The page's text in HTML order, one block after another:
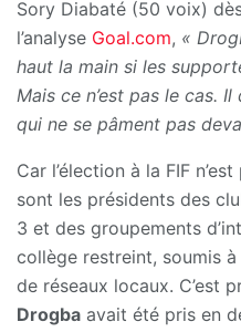
Sory Diabaté (50 voix)
l’analyse Goal.com, «
haut la main si les
Mais ce n’est pas le cas.
qui ne se pâment pas
Car l’élection à la FIF
sont les présidents des
3 et des groupements
collège restreint, soumis
de réseaux locaux. C’est
Drogba avait été pris en